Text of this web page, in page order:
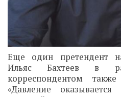
Еще один претендент
Ильяс Бахтеев в
корреспондентом
«Давление